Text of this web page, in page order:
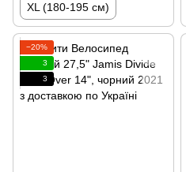
XL (180-195 см)
−20%
3
3